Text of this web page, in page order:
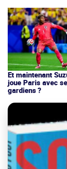
Et maintenant
joue Paris avec
gardiens ?